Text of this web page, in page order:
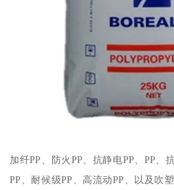
加纤PP 、防火 PP 、抗静电PP PP 、
PP 、耐候级PP 、高流动PP 、以及吹